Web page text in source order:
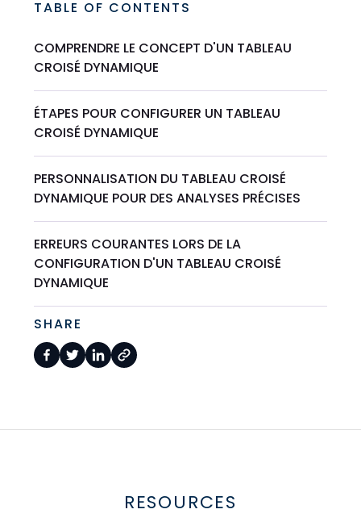
TABLE OF CONTENTS
COMPRENDRE LE CONCEPT D'UN TABLEAU
CROISÉ DYNAMIQUE
ÉTAPES POUR CONFIGURER UN TABLEAU
CROISÉ DYNAMIQUE
PERSONNALISATION DU TABLEAU CROISÉ
DYNAMIQUE POUR DES ANALYSES PRÉCISES
ERREURS COURANTES LORS DE LA
CONFIGURATION D'UN TABLEAU CROISÉ
DYNAMIQUE
SHARE
RESOURCES